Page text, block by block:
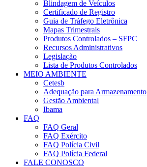
Blindagem de Veículos
Certificado de Registro
Guia de Tráfego Eletrônica
Mapas Trimestrais
Produtos Controlados – SFPC
Recursos Administrativos
Legislação
Lista de Produtos Controlados
MEIO AMBIENTE
Cetesb
Adequação para Armazenamento
Gestão Ambiental
Ibama
FAQ
FAQ Geral
FAQ Exército
FAQ Polícia Civil
FAQ Polícia Federal
FALE CONOSCO